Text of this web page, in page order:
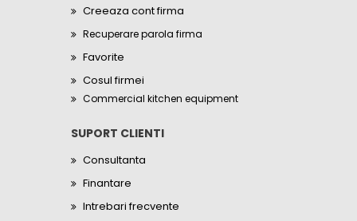
Creeaza cont firma
Recuperare parola firma
Favorite
Cosul firmei
Commercial kitchen equipment
SUPORT CLIENTI
Consultanta
Finantare
Intrebari frecvente